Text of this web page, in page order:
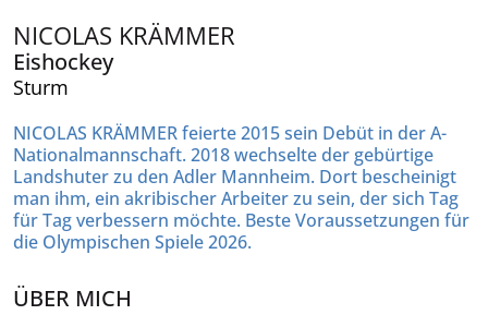
NICOLAS KRÄMMER
Eishockey
Sturm
NICOLAS KRÄMMERfeierte 2015 sein Debüt in der A-
Nationalmannschaft. 2018 wechselte der gebürtige
Landshuter zu den Adler Mannheim. Dort bescheinigt
man ihm, ein akribischer Arbeiter zu sein, der sich Tag
für Tag verbessern möchte. Beste Voraussetzungen für
die Olympischen Spiele 2026.
ÜBER MICH